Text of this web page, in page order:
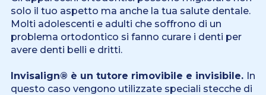
solo il tuo aspetto ma anche la tua salute dentale.
Molti adolescenti e adulti che soffrono di un
problema ortodontico si fanno curare i denti per
avere denti belli e dritti.
Invisalign® è un tutore rimovibile e invisibile. In
questo caso vengono utilizzate speciali stecche di